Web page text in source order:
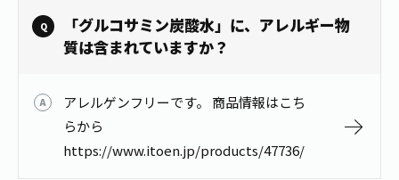
ウェルネスフォーラム
伊藤園レディス
健康体「グルコサミン炭酸水」に、アレルギー物
質は含まれていますか？
アレルゲンフリーです。 商品情報はこち
らから
https://www.itoen.jp/products/47736/